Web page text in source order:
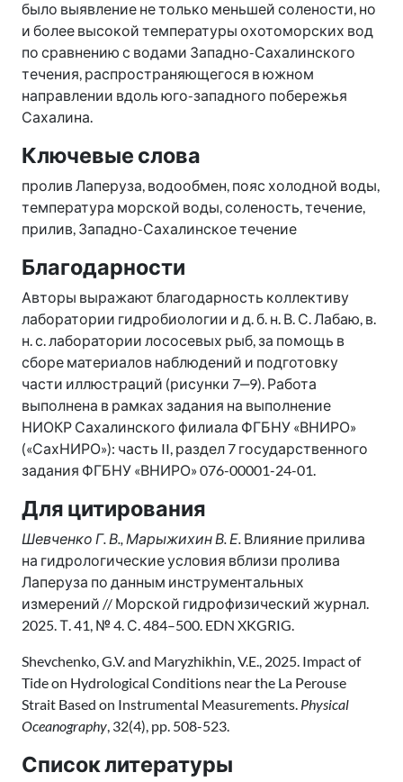
было выявление не только меньшей солености, но
и более высокой температуры охотоморских вод
по сравнению с водами Западно-Сахалинского
течения, распространяющегося в южном
направлении вдоль юго-западного побережья
Сахалина.
Ключевые слова
пролив Лаперуза, водообмен, пояс холодной воды,
температура морской воды, соленость, течение,
прилив, Западно-Сахалинское течение
Благодарности
Авторы выражают благодарность коллективу
лаборатории гидробиологии и д. б. н. В. С. Лабаю, в.
н. с. лаборатории лососевых рыб, за помощь в
сборе материалов наблюдений и подготовку
части иллюстраций (рисунки 7‒9). Работа
выполнена в рамках задания на выполнение
НИОКР Сахалинского филиала ФГБНУ «ВНИРО»
(«СахНИРО»): часть II, раздел 7 государственного
задания ФГБНУ «ВНИРО» 076-00001-24-01.
Для цитирования
Шевченко Г. В., Марыжихин В. Е. Влияние прилива
на гидрологические условия вблизи пролива
Лаперуза по данным инструментальных
измерений // Морской гидрофизический журнал.
2025. Т. 41, № 4. С. 484–500. EDN XKGRIG.
Shevchenko, G.V. and Maryzhikhin, V.E., 2025. Impact of
Tide on Hydrological Conditions near the La Perouse
Strait Based on Instrumental Measurements. Physical
Oceanography, 32(4), pp. 508-523.
Список литературы